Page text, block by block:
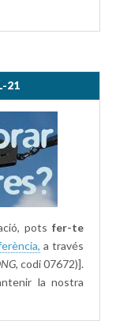
21
pots fer-te
a través
codi 07672)].
la nostra